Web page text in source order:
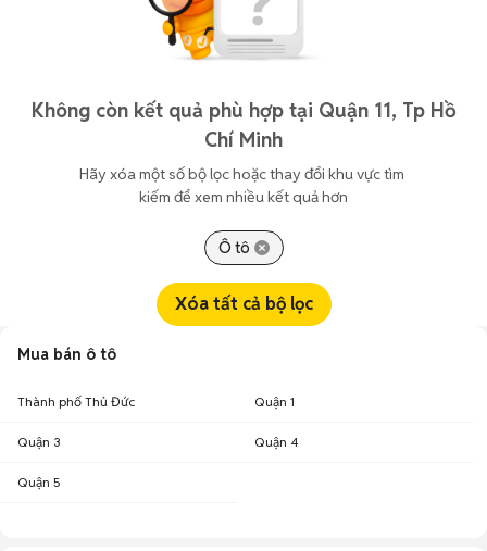
Không còn kết quả phù hợp tại Quận 11, Tp Hồ
Chí Minh
Hãy xóa một số bộ lọc hoặc thay đổi khu vực tìm
kiếm để xem nhiều kết quả hơn
Ô tô
Xóa tất cả bộ lọc
Mua bán ô tô
Thành phố Thủ Đức Quận 1
Quận 3 Quận 4
Quận 5